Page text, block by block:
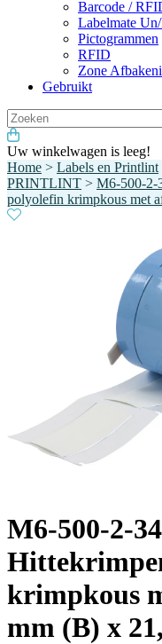
Barcode /
Labelmate
Pictogrammen
RFID
Zone
Gebruikt
Uw winkelwagen is leeg!
Home > Labels en Printlint
PRINTLINT > M6-500-2-
polyolefin krimpkous met
M6-500-2-
krimpkous
mm (B) x